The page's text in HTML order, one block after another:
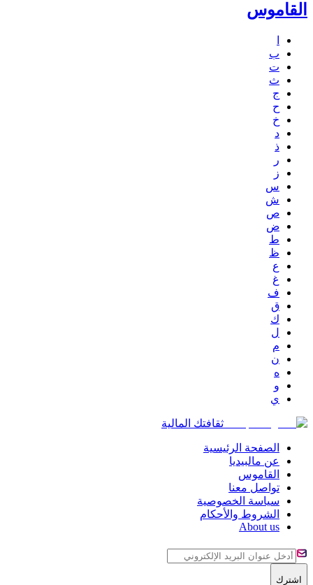
القاموس
ب
ت
ث
ج
ح
خ
د
ذ
ر
ز
س
ش
ص
ض
ط
ظ
ع
غ
ف
ق
ك
ل
م
ن
ه
و
ي
ثقافتك المالية
الصفحة الرئيسية
عن مالبيديا
القاموس
تواصل معنا
سياسة الخصوصية
الشروط والأحكام
About us
اشترك